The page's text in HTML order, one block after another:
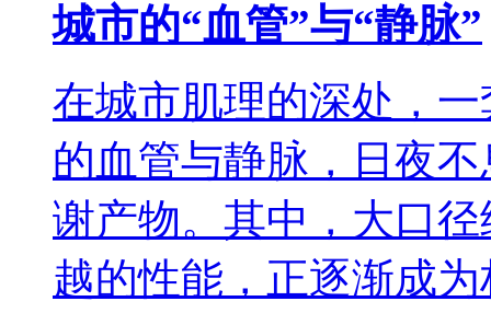
城市的“血管”与“静脉”
在城市肌理的深处，
的血管与静脉，日夜
谢产物。其中，大口
越的性能，正逐渐成